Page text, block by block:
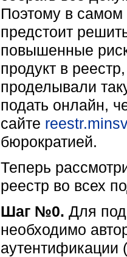
Поэтому в самом
предстоит
повышенные
продукт в
проделывали
подать онлайн,
сайте
бюрократией.
Теперь
реестр во всех
Шаг №0. Для
необходимо